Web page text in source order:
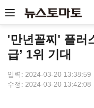
'만년꼴찌' 플러
급’ 1위 기대
입력: 2024-03-20 13:38:59
수정: 2024-03-20 13:42:08